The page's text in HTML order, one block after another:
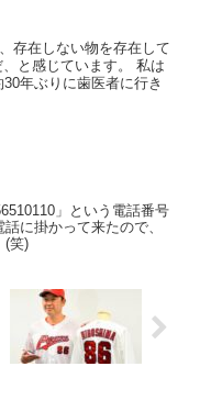
存在しない物を存在して
と感じています。 私は
年ぶりに歯医者に行き
」という電話番号
に掛かって来たので、
(笑)